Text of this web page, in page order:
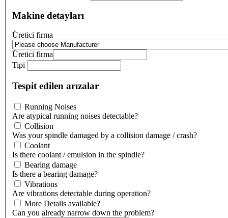
Makine detayları
Üretici firma
Üretici firma
Tipi
Tespit edilen arızalar
Running Noises
Are atypical running noises detectable?
Collision
Was your spindle damaged by a collision damage / crash?
Coolant
Is there coolant / emulsion in the spindle?
Bearing damage
Is there a bearing damage?
Vibrations
Are vibrations detectable during operation?
More Details available?
Can you already narrow down the problem?